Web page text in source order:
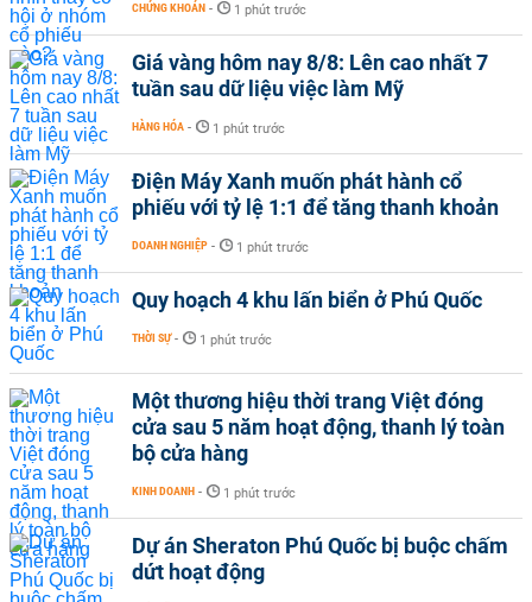
CHỨNG KHOÁN - 1 phút trước
Giá vàng hôm nay 8/8: Lên cao nhất 7
tuần sau dữ liệu việc làm Mỹ
HÀNG HÓA - 1 phút trước
Điện Máy Xanh muốn phát hành cổ
phiếu với tỷ lệ 1:1 để tăng thanh khoản
DOANH NGHIỆP - 1 phút trước
Quy hoạch 4 khu lấn biển ở Phú Quốc
THỜI SỰ - 1 phút trước
Một thương hiệu thời trang Việt đóng
cửa sau 5 năm hoạt động, thanh lý toàn
bộ cửa hàng
KINH DOANH - 1 phút trước
Dự án Sheraton Phú Quốc bị buộc chấm
dứt hoạt động